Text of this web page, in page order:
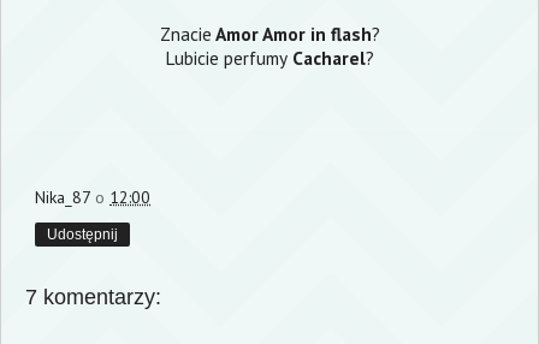
Znacie Amor Amor in flash?
Lubicie perfumy Cacharel?
Nika_87 o 12:00
Udostępnij
7 komentarzy: